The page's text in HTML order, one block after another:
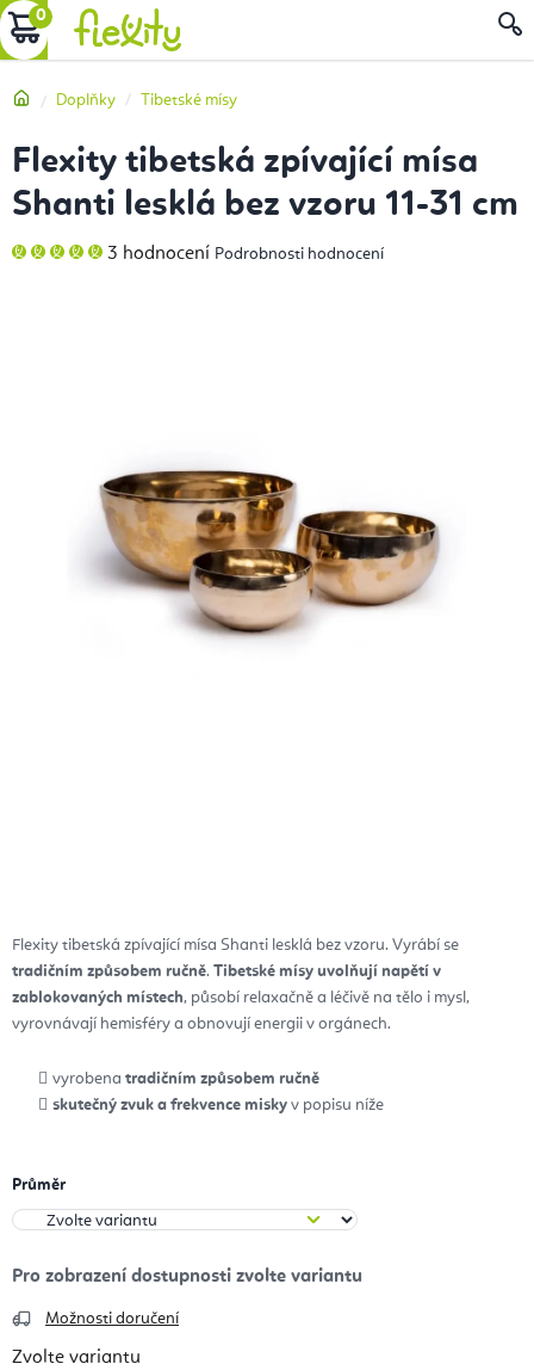
Přejít
na
NÁKUPNÍ
DomůDoplňky Tibetské mísy
Flexity tibetská zpívající mísa Shanti lesklá bez vzoru. Vyrábí se
tradičním způsobem ručně. Tibetské mísy uvolňují napětí v
zablokovaných místech, působí relaxačně a léčivě na tělo i mysl,
vyrovnávají hemisféry a obnovují energii v orgánech.
vyrobena tradičním způsobem ručně
skutečný zvuk a frekvence misky v popisu níže
Průměr
Možnosti doručení
Zvolte variantu
Flexity tibetská zpívající mísa
Shanti lesklá bez vzoru 11-31 cm
Průměrné
hodnocení
3 hodnocení Podrobnosti hodnocení